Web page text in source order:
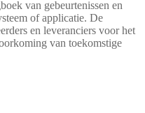
van gebeurtenissen en
of applicatie. De
en leveranciers voor het
van toekomstige